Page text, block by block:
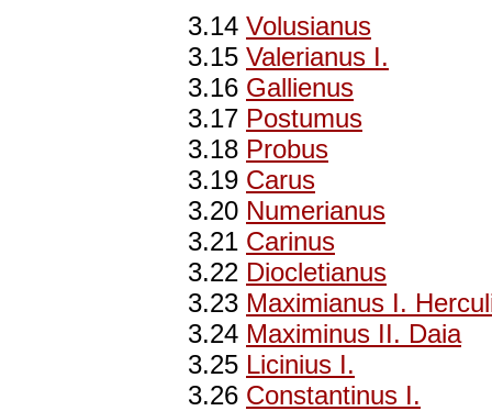
3.14 Volusianus
3.15 Valerianus I.
3.16 Gallienus
3.17 Postumus
3.18 Probus
3.19 Carus
3.20 Numerianus
3.21 Carinus
3.22 Diocletianus
3.23 Maximianus I.
3.24 Maximinus II. Daia
3.25 Licinius I.
3.26 Constantinus I.